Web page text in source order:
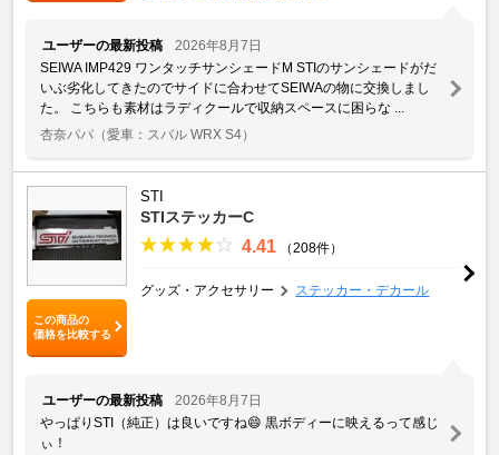
ユーザーの最新投稿
2026年8月7日
SEIWA IMP429 ワンタッチサンシェードM STIのサンシェードがだ
いぶ劣化してきたのでサイドに合わせてSEIWAの物に交換しまし
た。 こちらも素材はラディクールで収納スペースに困らな ...
杏奈パパ （愛車：スバル WRX S4）
この商品の
価格を比較する
STI
STIステッカーC
4.41 （208件）
グッズ・アクセサリー ステッカー・デカール
ユーザーの最新投稿
2026年8月7日
やっぱりSTI（純正）は良いですね😄 黒ボディーに映えるって感じ
ぃ！